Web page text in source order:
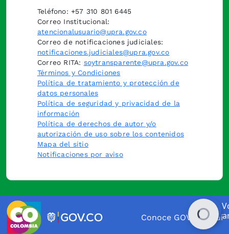
Teléfono: +57 310 801 6445
Correo Institucional:
atencionalusuario@upra.gov.co
Correo de notificaciones judiciales:
notificaciones.judiciales@upra.gov.co
Correo RITA: soytransparente@upra.gov.co
Términos y Condiciones
Política de tratamiento y protección de
datos personales
Política de seguridad y privacidad de la
información
Política de derechos de autor y/o
autorización de uso sobre los contenidos
Mapa del sitio
Notificaciones por aviso
Conoce GOV.CO aquí